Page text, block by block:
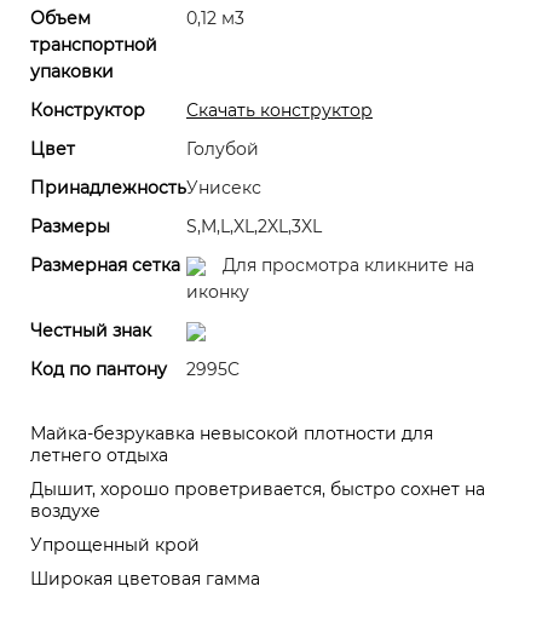
Объем
транспортной
упаковки
0,12 м3
Конструктор
Скачать конструктор
Цвет
Голубой
ПринадлежностьУнисекс
Размеры
S,M,L,XL,2XL,3XL
Размерная сетка
Для просмотра кликните на
иконку
Честный знак
Код по пантону
2995C
Майка-безрукавка невысокой плотности для
летнего отдыха
Дышит, хорошо проветривается, быcтро сохнет на
воздухе
Упрощенный крой
Широкая цветовая гамма